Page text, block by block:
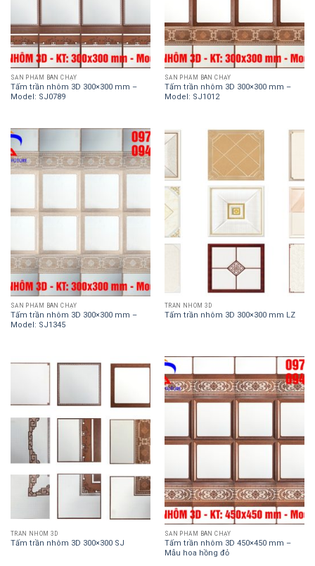
SẢN PHẨM BÁN CHẠY
Tấm trần nhôm 3D 300×300 mm –
Model: SJ0789
SẢN PHẨM BÁN CHẠY
Tấm trần nhôm 3D 300×300 mm –
Model: SJ1012
SẢN PHẨM BÁN CHẠY
Tấm trần nhôm 3D 300×300 mm –
Model: SJ1345
TRẦN NHÔM 3D
Tấm trần nhôm 3D 300×300 mm LZ
TRẦN NHÔM 3D
Tấm trần nhôm 3D 300×300 SJ
SẢN PHẨM BÁN CHẠY
Tấm trần nhôm 3D 450×450 mm –
Mẫu hoa hồng đỏ